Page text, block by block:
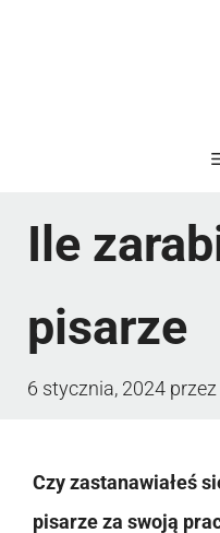
Ile
pisarze
6 stycznia, 2024 przez
Czy zastanawiałeś
pisarze za swoją